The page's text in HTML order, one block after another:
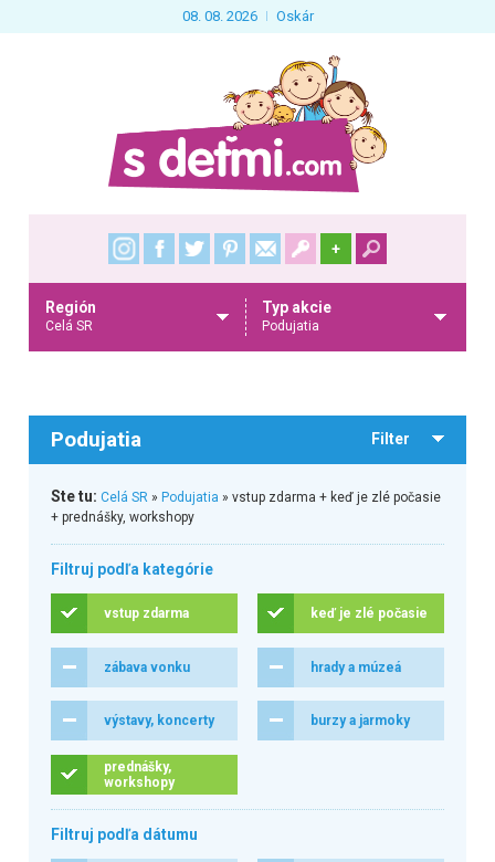
08. 08. 2026 Oskár
+
Región
Celá SR
Typ akcie
Podujatia
Podujatia Filter
Ste tu: Celá SR» Podujatia » vstup zdarma + keď je zlé počasie
+ prednášky, workshopy
Filtruj podľa kategórie
vstup zdarma keď je zlé počasie
zábava vonku hrady a múzeá
výstavy, koncerty burzy a jarmoky
prednášky,
workshopy
Filtruj podľa dátumu